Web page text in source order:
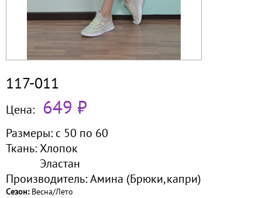
117-011
Цена: 649 ₽
Размеры: с 50 по 60
Ткань:Хлопок
Эластан
Производитель:Амина (Брюки,капри)
Сезон: Весна/Лето